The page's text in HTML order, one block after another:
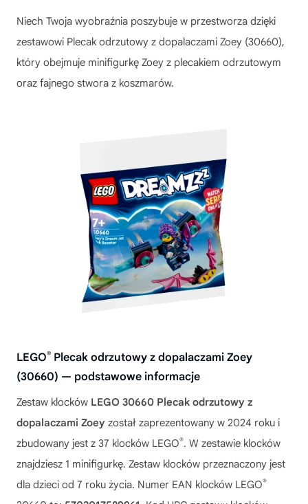
Niech Twoja wyobraźnia poszybuje w przestworza dzięki
zestawowi Plecak odrzutowy z dopalaczami Zoey (30660),
który obejmuje minifigurkę Zoey z plecakiem odrzutowym
oraz fajnego stwora z koszmarów.
LEGO® Plecak odrzutowy z dopalaczami Zoey
(30660) — podstawowe informacje
Zestaw klocków LEGO 30660 Plecak odrzutowy z
dopalaczami Zoey został zaprezentowany w 2024 roku i
zbudowany jest z 37 klocków LEGO®. W zestawie klocków
znajdziesz 1 minifigurkę. Zestaw klocków przeznaczony jest
dla dzieci od 7 roku życia. Numer EAN klocków LEGO®